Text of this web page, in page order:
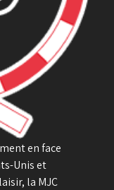
en face
Unis et
la MJC